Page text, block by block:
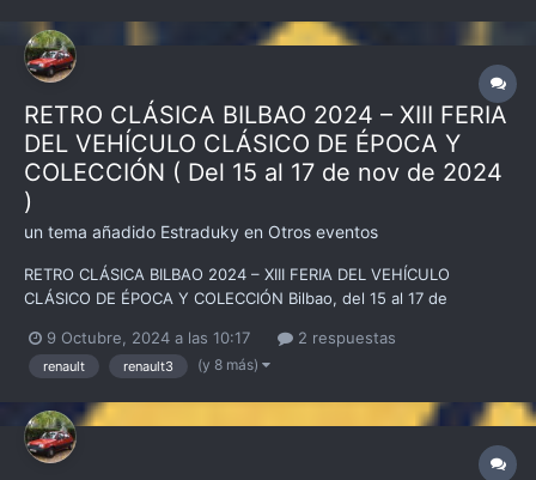
RETRO CLÁSICA BILBAO 2024 – XIII FERIA
DEL VEHÍCULO CLÁSICO DE ÉPOCA Y
COLECCIÓN ( Del 15 al 17 de nov de 2024
)
un tema añadido Estraduky en Otros eventos
RETRO CLÁSICA BILBAO 2024 – XIII FERIA DEL VEHÍCULO
CLÁSICO DE ÉPOCA Y COLECCIÓN Bilbao, del 15 al 17 de
Exhibition Center). Del 15 al 17 de noviembre os esperamos en la
cita más esperada por los aficionados del norte de España....
9 Octubre, 2024 a las 10:17 2 respuestas
renault renault3 (y 8 más)